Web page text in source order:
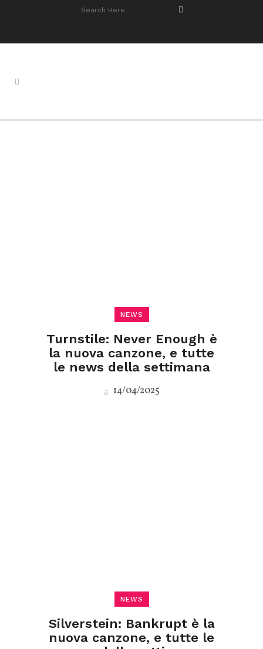
NEWS
Turnstile: Never Enough è
la nuova canzone, e tutte
le news della settimana
14/04/2025
NEWS
Silverstein: Bankrupt è la
nuova canzone, e tutte le